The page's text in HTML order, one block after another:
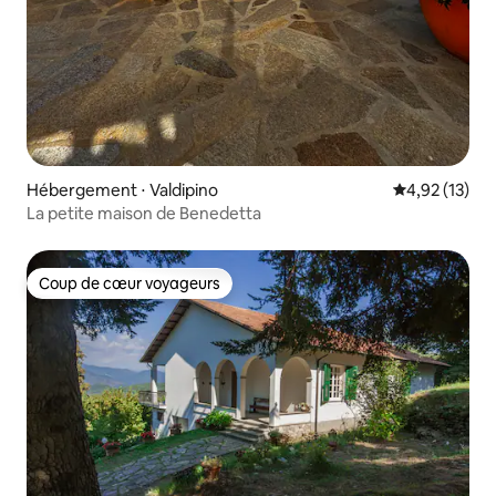
Hébergement ⋅ Valdipino Évaluation
4,92 (13)
La petite maison de Benedetta
Coup de cœur voyageurs
Coup de cœur voyageurs